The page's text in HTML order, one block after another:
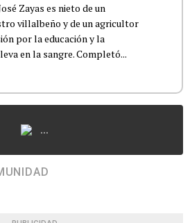
Zayas es nieto de un
villalbeño y de un agricultor
por la educación y la
en la sangre. Completó...
...